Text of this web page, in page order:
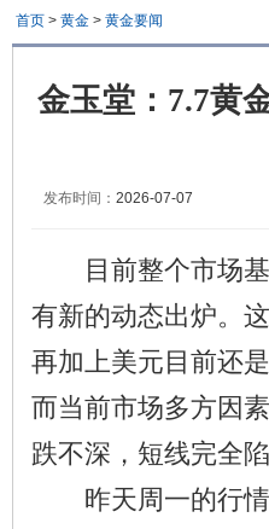
首页> 黄金> 黄金要闻
金玉堂：7.7黄
发布时间： 2026-07-07
目前整个市场基
有新的动态出炉。
再加上美元目前还
而当前市场多方因
跌不深，短线完全
昨天周一的行情